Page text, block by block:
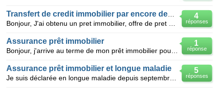
4
réponses
1
réponse
Assurance prêt immobilier
5
réponses
Assurance prêt immobilier et longue maladie